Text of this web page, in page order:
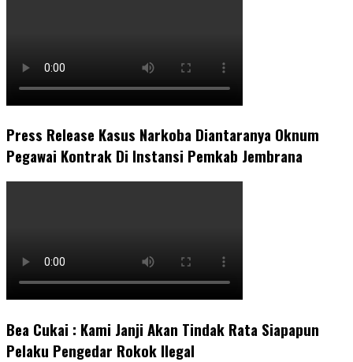
Press Release Kasus Narkoba Diantaranya Oknum
Pegawai Kontrak Di Instansi Pemkab Jembrana
Bea Cukai : Kami Janji Akan Tindak Rata Siapapun
Pelaku Pengedar Rokok Ilegal